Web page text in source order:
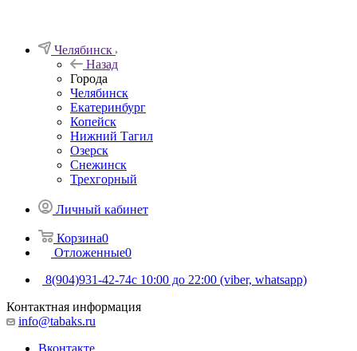
Челябинск
Назад
Города
Челябинск
Екатеринбург
Копейск
Нижний Тагил
Озерск
Снежинск
Трехгорный
Личный кабинет
Корзина0
Отложенные0
8(904)931-42-74с 10:00 до 22:00 (viber, whatsapp)
Контактная информация
info@tabaks.ru
Вконтакте